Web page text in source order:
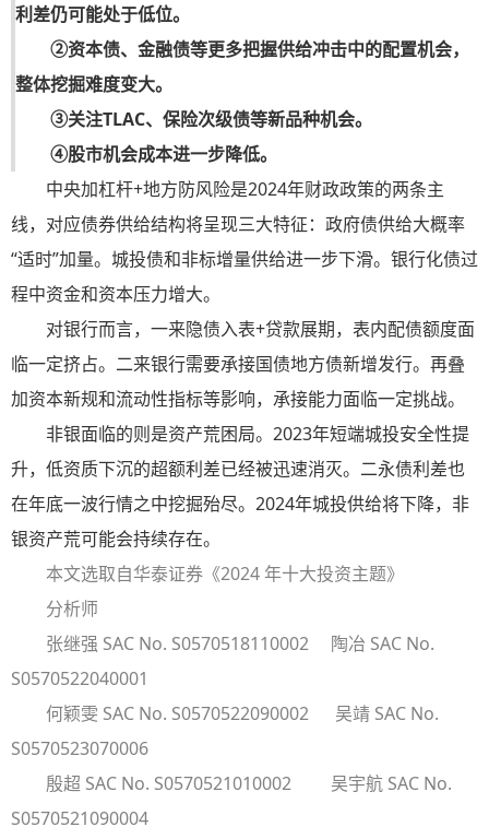
利差仍可能处于低位。
②资本债、金融债等更多把握供给冲击中的配置机会，
整体挖掘难度变大。
③关注TLAC、保险次级债等新品种机会。
④股市机会成本进一步降低。
中央加杠杆+地方防风险是2024年财政政策的两条主
线，对应债券供给结构将呈现三大特征：政府债供给大概率
“适时”加量。城投债和非标增量供给进一步下滑。银行化债过
程中资金和资本压力增大。
对银行而言，一来隐债入表+贷款展期，表内配债额度面
临一定挤占。二来银行需要承接国债地方债新增发行。再叠
加资本新规和流动性指标等影响，承接能力面临一定挑战。
非银面临的则是资产荒困局。2023年短端城投安全性提
升，低资质下沉的超额利差已经被迅速消灭。二永债利差也
在年底一波行情之中挖掘殆尽。2024年城投供给将下降，非
银资产荒可能会持续存在。
本文选取自华泰证券《2024 年十大投资主题》
分析师
张继强 SAC No. S0570518110002 陶冶 SAC No.
S0570522040001
何颖雯 SAC No. S0570522090002 吴靖 SAC No.
S0570523070006
殷超 SAC No. S0570521010002 吴宇航 SAC No.
S0570521090004